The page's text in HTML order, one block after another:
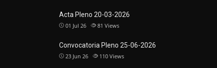
Acta Pleno 20-03-2026
01 Jul 26 81 Views
Convocatoria Pleno 25-06-2026
23 Jun 26 110 Views